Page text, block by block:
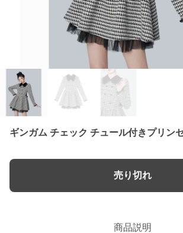
ギンガム チェック チュール付きプリン
売り切れ
商品説明